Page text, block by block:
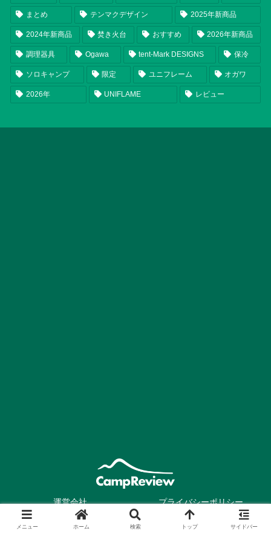
まとめ テンマクデザイン 2025年新商品
2024年新商品 焚き火台 おすすめ 2026年新商品
調理器具 Ogawa tent-Mark DESIGNS 保冷
ソロキャンプ 限定 ユニフレーム オガワ
2026年 UNIFLAME レビュー
運営会社
プライバシーポリシー
お問い合わせ
メニュー ホーム 検索 トップ サイドバー